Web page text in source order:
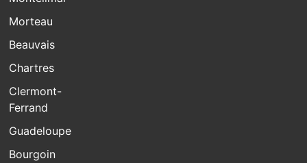
Morteau
Beauvais
Chartres
Clermont-
Ferrand
Guadeloupe
Bourgoin